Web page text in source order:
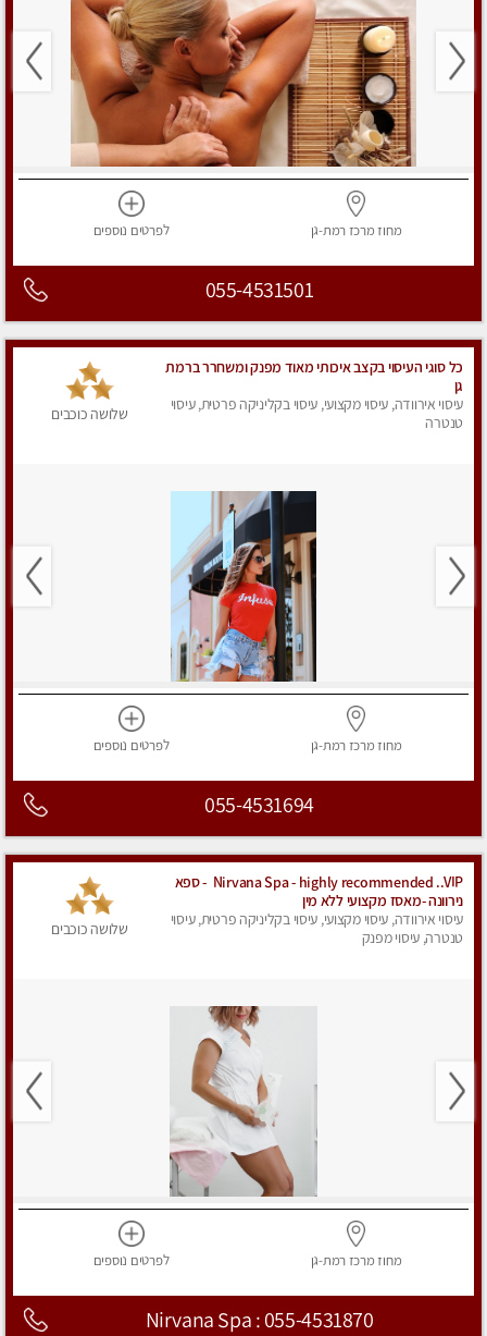
מחוז מרכז רמת-גן לפרטים נוספים
055-4531501
כל סוגי העיסוי בקצב איכותי מאוד מפנק ומשחרר ברמת
גן
עיסוי אירוודה, עיסוי מקצועי, עיסוי בקליניקה פרטית, עיסוי
טנטרה
שלושה כוכבים
מחוז מרכז רמת-גן לפרטים נוספים
055-4531694
Nirvana Spa - highly recommended ..VIP - ספא
נירוונה -מאסז מקצועי ללא מין
עיסוי אירוודה, עיסוי מקצועי, עיסוי בקליניקה פרטית, עיסוי
טנטרה, עיסוי מפנק
שלושה כוכבים
מחוז מרכז רמת-גן לפרטים נוספים
Nirvana Spa : 055-4531870